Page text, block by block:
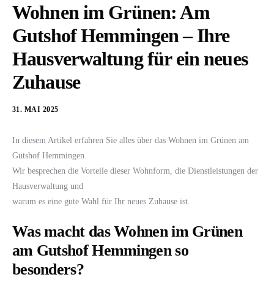
Wohnen im Grünen: Am
Gutshof Hemmingen – Ihre
Hausverwaltung für ein neues
Zuhause
31. MAI 2025
In diesem Artikel erfahren Sie alles über das Wohnen im Grünen am
Gutshof Hemmingen.
Wir besprechen die Vorteile dieser Wohnform, die Dienstleistungen der
Hausverwaltung und
warum es eine gute Wahl für Ihr neues Zuhause ist.
Was macht das Wohnen im Grünen
am Gutshof Hemmingen so
besonders?